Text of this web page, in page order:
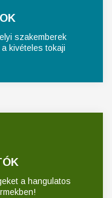
szakemberek
kivételes tokaji
a hangulatos